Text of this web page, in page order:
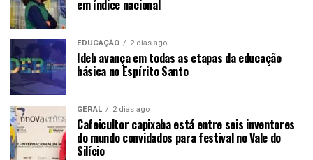
em índice nacional
EDUCAÇÃO 2 dias ago
Ideb avança em todas as etapas da educação
básica no Espírito Santo
GERAL 2 dias ago
Cafeicultor capixaba está entre seis inventores
do mundo convidados para festival no Vale do
Silício